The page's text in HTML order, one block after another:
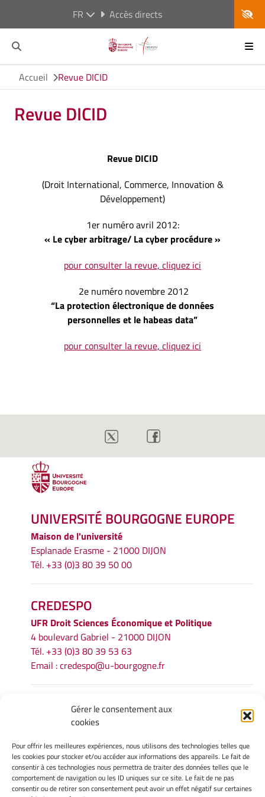
Gérer le consentement aux
cookies
Pour offrir les meilleures expériences, nous utilisons des technologies telles que
les cookies pour stocker et/ou accéder aux informations des appareils. Le fait de
consentir à ces technologies nous permettra de traiter des données telles que le
comportement de navigation ou les ID uniques sur ce site. Le fait de ne pas
consentir ou de retirer son consentement peut avoir un effet négatif sur certaines
FR Accès directs
Accueil Revue DICID
Revue DICID
Revue DICID
(Droit International, Commerce, Innovation &
Développement)
1er numéro avril 2012:
« Le cyber arbitrage/ La cyber procédure »
pour consulter la revue, cliquez ici
2e numéro novembre 2012
“La protection électronique de données
personnelles et le habeas data”
pour consulter la revue, cliquez ici
UNIVERSITÉ BOURGOGNE EUROPE
Maison de l'université
Esplanade Erasme - 21000 DIJON
Tél. +33 (0)3 80 39 50 00
CREDESPO
UFR Droit Sciences Économique et Politique
4 boulevard Gabriel - 21000 DIJON
Tél. +33 (0)3 80 39 53 63
Email :credespo@u-bourgogne.fr
INFORMATIONS LÉGALES
Mentions légales
Politique de cookies
Déclaration de confidentialité
Avertissement